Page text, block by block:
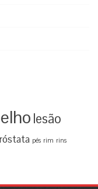
lesão
pés rim rins